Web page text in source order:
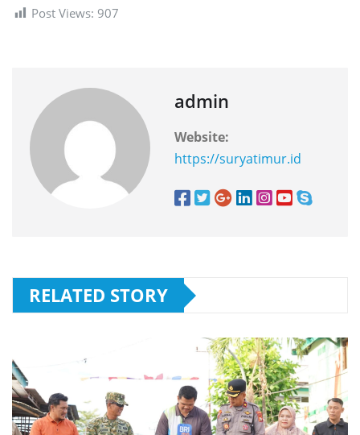
Post Views: 907
admin
Website:
https://suryatimur.id
RELATED STORY